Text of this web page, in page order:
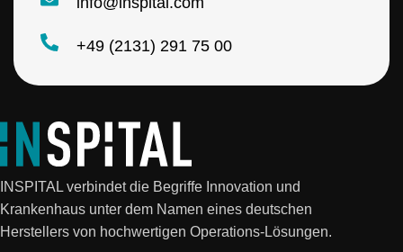
+49 (2131) 291 75 00
INSPITAL verbindet die Begriffe Innovation und
Krankenhaus unter dem Namen eines deutschen
Herstellers von hochwertigen Operations-Lösungen.